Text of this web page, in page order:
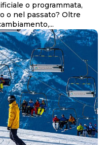
o programmata,
o nel passato? Oltre